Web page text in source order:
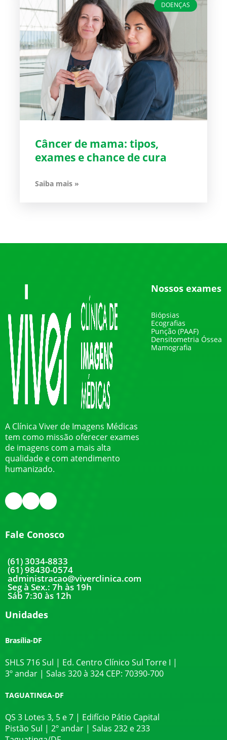
DOENÇAS
Câncer de mama: tipos,
exames e chance de cura
Saiba mais »
A Clínica Viver de Imagens Médicas
tem como missão oferecer exames
de imagens com a mais alta
qualidade e com atendimento
humanizado.
Nossos exames
Biópsias
Ecografias
Punção (PAAF)
Densitometria Óssea
Mamografia
Fale Conosco
(61) 3034-8833
(61) 98430-0574
administracao@viverclinica.com
Seg à Sex.: 7h às 19h
Sáb 7:30 às 12h
Unidades
Brasília-DF
SHLS 716 Sul | Ed. Centro Clínico Sul Torre I |
3º andar | Salas 320 à 324 CEP: 70390-700
TAGUATINGA-DF
QS 3 Lotes 3, 5 e 7 | Edifício Pátio Capital
Pistão Sul | 2º andar | Salas 232 e 233